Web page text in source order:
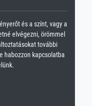
és a színt, vagy a
elvégezni, örömmel
további
habozzon kapcsolatba